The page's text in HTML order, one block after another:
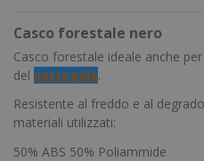
Casco forestale nero
Casco forestale ideale anche
del sottogola.
Resistente al freddo e al
materiali utilizzati:
50% ABS 50% Poliammide